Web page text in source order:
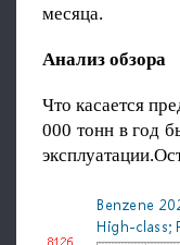
месяца.
Анализ обзора
Что касается
000 тонн в год